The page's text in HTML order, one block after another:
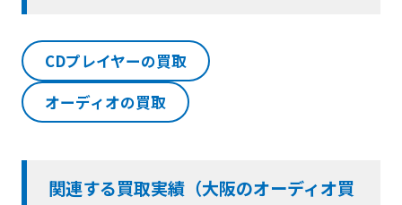
CDプレイヤーの買取
オーディオの買取
関連する買取実績（大阪のオーディオ買